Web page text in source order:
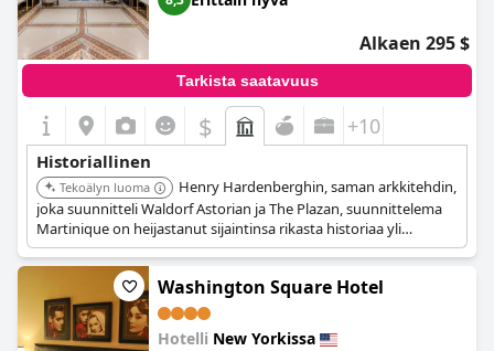
Alkaen 295 $
Tarkista saatavuus
$ +10
Historiallinen
Tekoälyn luoma
Henry Hardenberghin, saman arkkitehdin,
joka suunnitteli Waldorf Astorian ja The Plazan, suunnittelema
Martinique on heijastanut sijaintinsa rikasta historiaa yli
vuosisadan ajan. Sen Beaux-Arts-arkkitehtuuri ja ensiluokkainen
sijainti Broadwaylla tekevät siitä merkittävän historiallisen
maamerkin.
Washington Square Hotel
Hotelli New Yorkissa